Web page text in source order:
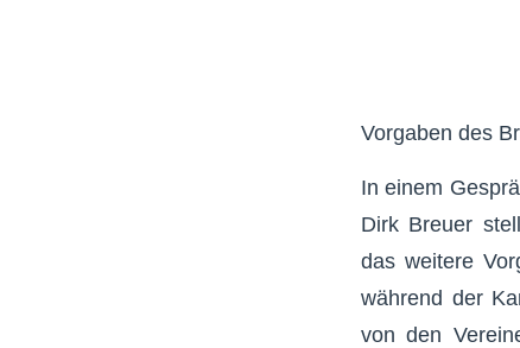
Vorgaben des
In einem
Dirk Breuer
das weitere
während der
von den